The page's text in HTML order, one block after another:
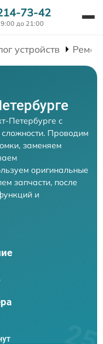
73-42
до 21:00
устройств
Петербурге с
Проводим
заменяем
оригинальные
запчасти, после
и